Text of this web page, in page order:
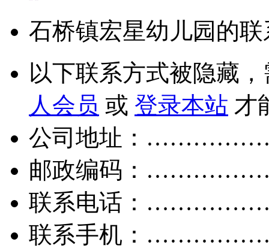
石桥镇宏星幼儿园的
以下联系方式被隐藏
人会员 或 登录本站 才
公司地址：
邮政编码：
联系电话：
联系手机：